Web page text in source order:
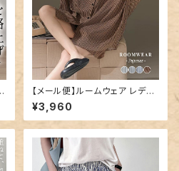
【メール便】ルームウェア レディ
ース ビッグシルエット セットアッ
プ 半袖／roomwear299
¥3,960